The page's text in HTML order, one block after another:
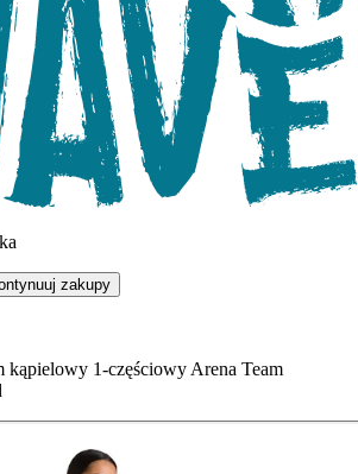
zakupy
kąpielowy 1-częściowy Arena Team